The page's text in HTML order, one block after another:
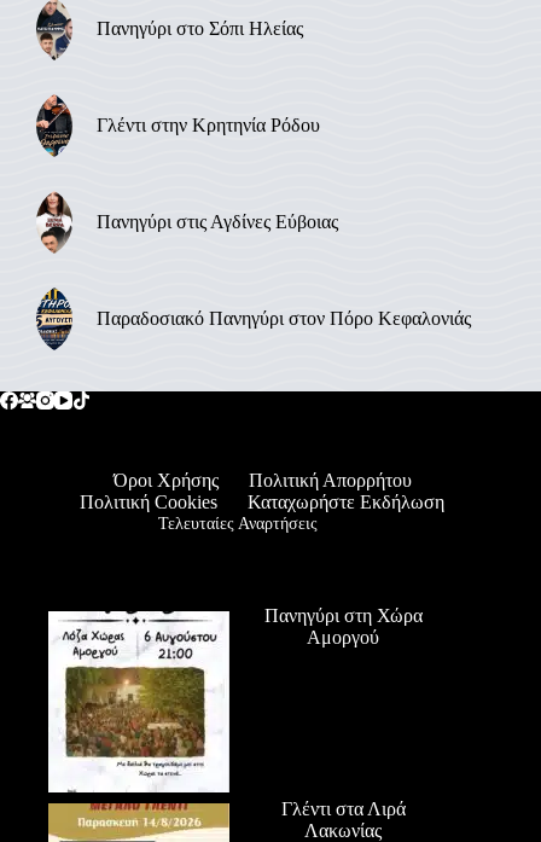
Πανηγύρι στο Σόπι Ηλείας
Γλέντι στην Κρητηνία Ρόδου
Πανηγύρι στις Αγδίνες Εύβοιας
Παραδοσιακό Πανηγύρι στον Πόρο Κεφαλονιάς
Όροι Χρήσης
Πολιτική Απορρήτου
Πολιτική Cookies
Καταχωρήστε Εκδήλωση
Τελευταίες Αναρτήσεις
Πανηγύρι στη Χώρα
Αμοργού
Γλέντι στα Λιρά
Λακωνίας